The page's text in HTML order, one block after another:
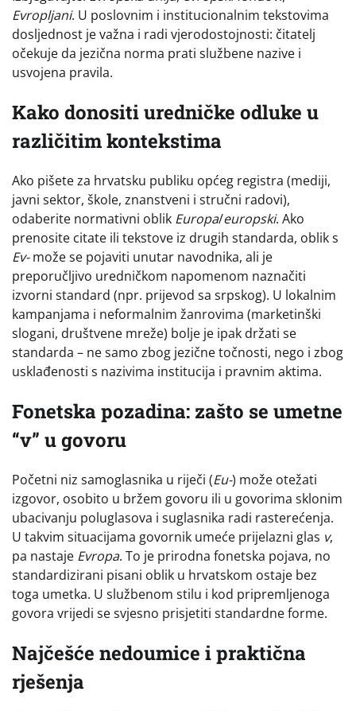
Evropljani. U poslovnim i institucionalnim tekstovima
dosljednost je važna i radi vjerodostojnosti: čitatelj
očekuje da jezična norma prati službene nazive i
usvojena pravila.
Kako donositi uredničke odluke u
različitim kontekstima
Ako pišete za hrvatsku publiku općeg registra (mediji,
javni sektor, škole, znanstveni i stručni radovi),
odaberite normativni oblik Europa/europski. Ako
prenosite citate ili tekstove iz drugih standarda, oblik s
Ev-može se pojaviti unutar navodnika, ali je
preporučljivo uredničkom napomenom naznačiti
izvorni standard (npr. prijevod sa srpskog). U lokalnim
kampanjama i neformalnim žanrovima (marketinški
slogani, društvene mreže) bolje je ipak držati se
standarda – ne samo zbog jezične točnosti, nego i zbog
usklađenosti s nazivima institucija i pravnim aktima.
Fonetska pozadina: zašto se umetne
“v” u govoru
Početni niz samoglasnika u riječi (Eu-) može otežati
izgovor, osobito u bržem govoru ili u govorima sklonim
ubacivanju poluglasova i suglasnika radi rasterećenja.
U takvim situacijama govornik umeće prijelazni glas v,
pa nastaje Evropa. To je prirodna fonetska pojava, no
standardizirani pisani oblik u hrvatskom ostaje bez
toga umetka. U službenom stilu i kod pripremljenoga
govora vrijedi se svjesno prisjetiti standardne forme.
Najčešće nedoumice i praktična
rješenja